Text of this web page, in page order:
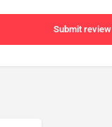
Submit review